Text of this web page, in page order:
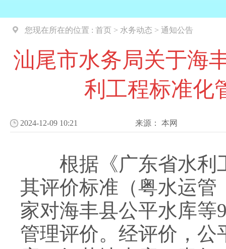
您现在所在的位置 : 首页 > 水务动态 > 通知公告
汕尾市水务局关于海
利工程标准化
2024-12-09 10:21 来源： 本网
根据《广东省水利
其评价标准（粤水运管
家对海丰县公平水库等
管理评价。经评价，公